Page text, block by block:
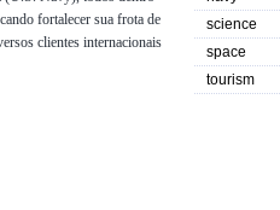
fortalecer sua frota de
clientes internacionais
science
space
tourism